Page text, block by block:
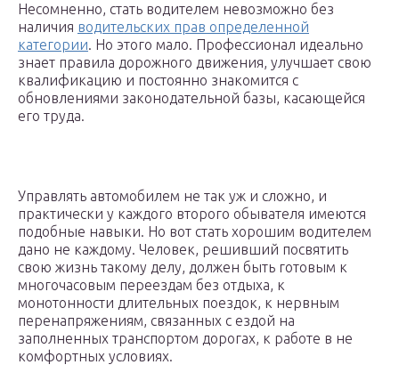
Несомненно, стать водителем невозможно без
наличия водительских прав определенной
категории. Но этого мало. Профессионал идеально
знает правила дорожного движения, улучшает свою
квалификацию и постоянно знакомится с
обновлениями законодательной базы, касающейся
его труда.
Управлять автомобилем не так уж и сложно, и
практически у каждого второго обывателя имеются
подобные навыки. Но вот стать хорошим водителем
дано не каждому. Человек, решивший посвятить
свою жизнь такому делу, должен быть готовым к
многочасовым переездам без отдыха, к
монотонности длительных поездок, к нервным
перенапряжениям, связанных с ездой на
заполненных транспортом дорогах, к работе в не
комфортных условиях.